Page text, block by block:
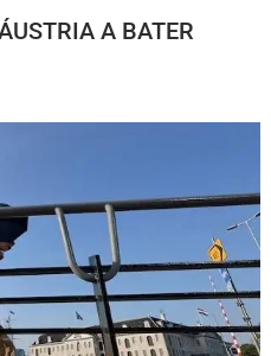
A BATER